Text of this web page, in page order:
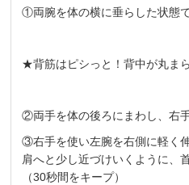
①両腕を体の横に垂らした状態
★背筋はピシっと！背中が丸ま
②両手を体の後ろにまわし、右
③右手を使い左腕を右側に軽く
肩へと少し近づけいくように、
（30秒間をキープ）